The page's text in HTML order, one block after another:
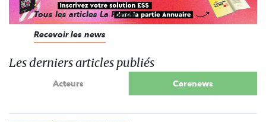
Tous les articles La Fonda
Recevoir les news
Les derniers articles publiés
Acteurs Carenews